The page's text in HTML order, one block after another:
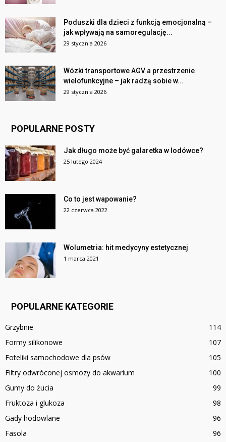
Poduszki dla dzieci z funkcją emocjonalną –
jak wpływają na samoregulację...
29 stycznia 2026
Wózki transportowe AGV a przestrzenie
wielofunkcyjne – jak radzą sobie w...
29 stycznia 2026
POPULARNE POSTY
Jak długo może być galaretka w lodówce?
25 lutego 2024
Co to jest wapowanie?
22 czerwca 2022
Wolumetria: hit medycyny estetycznej
1 marca 2021
POPULARNE KATEGORIE
Grzybnie
114
Formy silikonowe
107
Foteliki samochodowe dla psów
105
Filtry odwróconej osmozy do akwarium
100
Gumy do żucia
99
Fruktoza i glukoza
98
Gady hodowlane
96
Fasola
96